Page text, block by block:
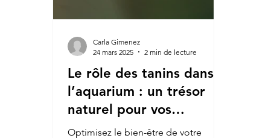
Le rôle des tanins dans
l’aquarium : un trésor
naturel pour vos
poissons et invertébrés
Optimisez le bien-être de votre
Carla Gimenez
24 mars 2025
2 min de lecture